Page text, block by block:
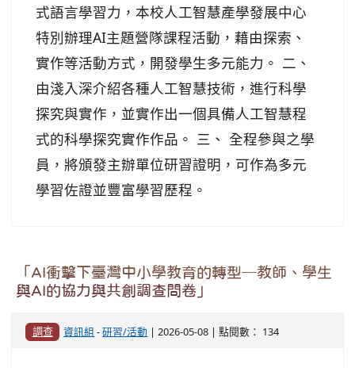
式語言學習力，本校人工智慧產學發展中心
特別辦理AI主題營隊課程活動，藉由探索、
實作等活動方式，開發學生多元能力。 二、
由淺入深介紹各種人工智慧技術，進行科學
探究與實作，並實作出一個具備人工智慧程
式的科學探究實作作品。 三、 全程參與之學
員，將頒發主辦單位研習證明，可作為多元
學習佐證並豐富學習歷程。
「AI衝擊下臺灣中小學教育的轉型─教師、學生
與AI的協力與共創調查問卷」
調查 資訊組 -研習/活動 | 2026-05-08 | 點閱數： 134